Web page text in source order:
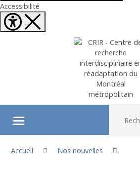
Accessibilité
Aller directement au contenu
Ouvrir/fermer le menu
À propos
Accueil
Nos nouvelles